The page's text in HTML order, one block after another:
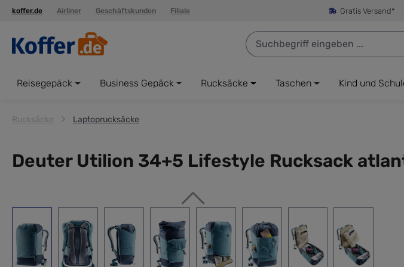
Zur Hauptnavigation springen
koffer.de Airliner Geschäftskunden Filiale Gratis Versand*
Reisegepäck Business Gepäck Rucksäcke Taschen Kind und
Rucksäcke Laptoprucksäcke
Deuter Utilion 34+5 Lifestyle Rucksack